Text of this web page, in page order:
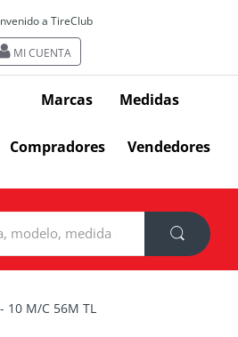
a TireClub
MI CUENTA
Marcas Medidas
Compradores Vendedores
10 M/C 56M TL